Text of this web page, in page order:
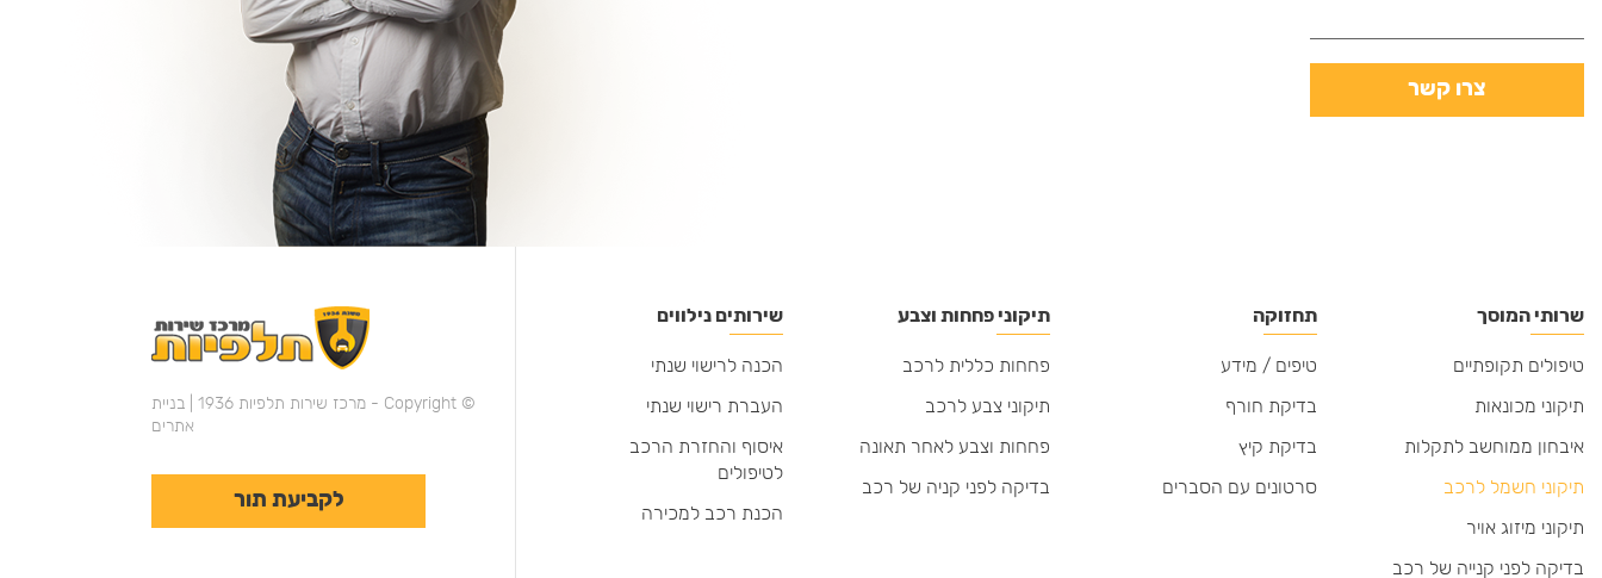
צרו קשר
שרותי המוסך
טיפולים תקופתיים
תיקוני מכונאות
איבחון ממוחשב לתקלות
תיקוני חשמל לרכב
תיקוני מיזוג אויר
בדיקה לפני קנייה של רכב
תחזוקה
טיפים / מידע
בדיקת חורף
בדיקת קיץ
סרטונים עם הסברים
תיקוני פחחות וצבע
פחחות כללית לרכב
תיקוני צבע לרכב
פחחות וצבע לאחר תאונה
בדיקה לפני קניה של רכב
שירותים נילווים
הכנה לרישוי שנתי
העברת רישוי שנתי
איסוף והחזרת הרכב
לטיפולים
הכנת רכב למכירה
© Copyright - מרכז שירות תלפיות 1936 |
בניית
אתרים
לקביעת תור